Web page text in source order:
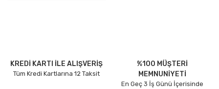
KREDİ KARTI İLE ALIŞVERİŞ
Tüm Kredi Kartlarına 12 Taksit
%100 MÜŞTERİ
MEMNUNİYETİ
En Geç 3 İş Günü İçerisinde